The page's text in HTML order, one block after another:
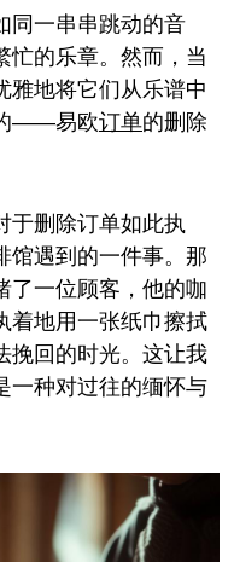
同一串串跳动的音
忙的乐章。然而，当
雅地将它们从乐谱中
——易欧订单的删除
于删除订单如此执
馆遇到的一件事。那
了一位顾客，他的咖
着地用一张纸巾擦拭
挽回的时光。这让我
一种对过往的缅怀与